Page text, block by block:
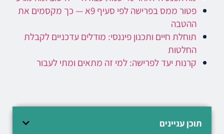
פטור ממס בפרישה לפי סעיף 9א — כך מקסמים את
ההטבה
תוחלת חיים ותכנון פיננסי: מודלים עדכניים לקבלת
החלטות
קרנות יעד לפרישה: למי זה מתאים ומתי לעבור
תוכן עניינים